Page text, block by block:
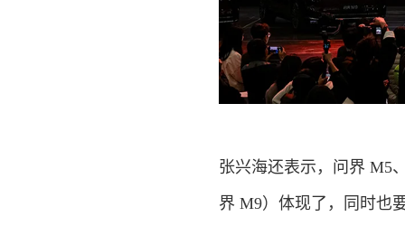
张兴海还表示，问界 M5
界 M9）体现了，同时也